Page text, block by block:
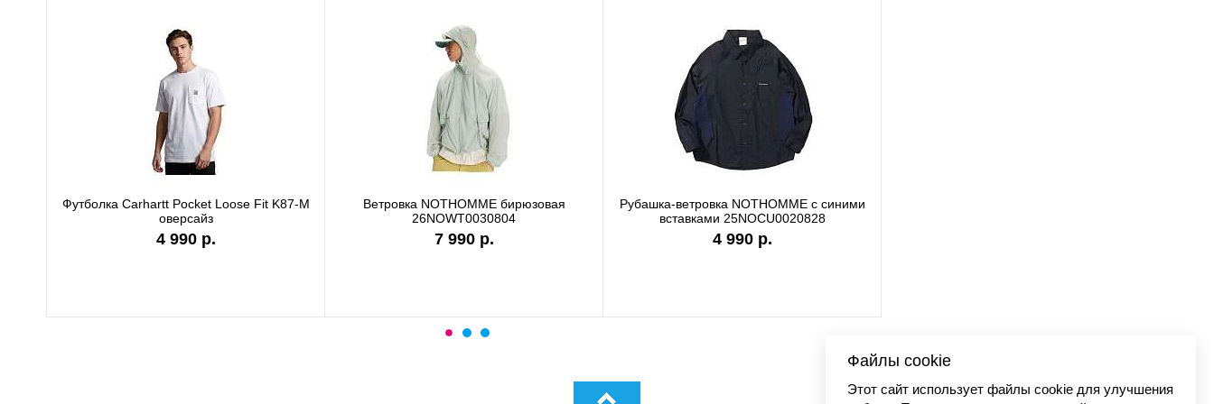
Футболка Carhartt Pocket Loose Fit K87-M
оверсайз
4 990 р.
Ветровка NOTHOMME бирюзовая
26NOWT0030804
7 990 р.
Рубашка-ветровка NOTHOMME с синими
вставками 25NOCU0020828
4 990 р.
Файлы cookie
Этот сайт использует файлы cookie для улучшения